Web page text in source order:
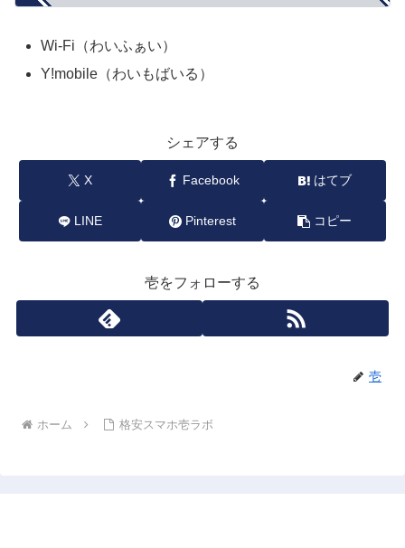
Wi-Fi（わいふぁい）
Y!mobile（わいもばいる）
シェアする
X Facebook はてブ
LINE Pinterest コピー
壱をフォローする
壱
ホーム 格安スマホ壱ラボ